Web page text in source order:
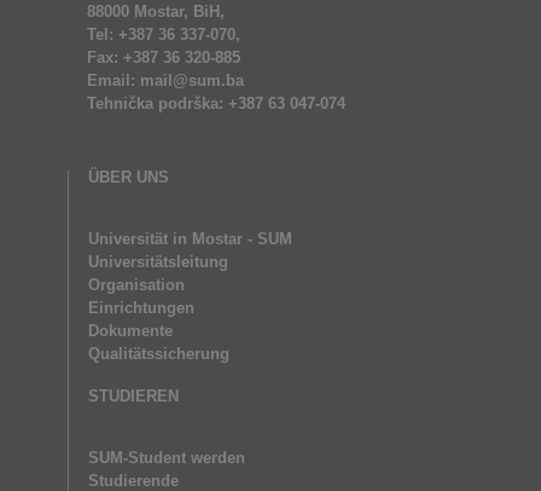
88000 Mostar, BiH,
Tel: +387 36 337-070,
Fax: +387 36 320-885
Email: mail@sum.ba
Tehnička podrška: +387 63 047-074
ÜBER UNS
Universität in Mostar - SUM
Universitätsleitung
Organisation
Einrichtungen
Dokumente
Qualitätssicherung
STUDIEREN
SUM-Student werden
Studierende